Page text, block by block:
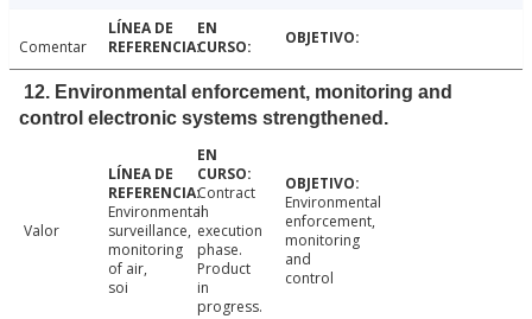
Comentar
12. Environmental enforcement, monitoring and
control electronic systems strengthened.
Valor
Environmental
surveillance,
monitoring
of air,
soi
Contract
in
execution
phase.
Product
in
progress.
Environmental
enforcement,
monitoring
and
control